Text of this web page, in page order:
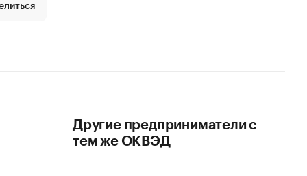
Другие предприниматели с
тем же ОКВЭД